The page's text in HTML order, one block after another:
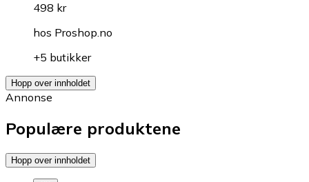
498 kr
hos Proshop.no
+5 butikker
Hopp over innholdet
Annonse
Populære produktene
Hopp over innholdet